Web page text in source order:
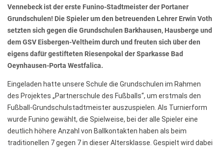
Lehrer*innen
Lehrkräfte
Sekretariat
Formulare
Unterrichtszeiten
Kooperationen
IT & Print
Musikschule
Vennebeck ist der erste Funino-Stadtmeister der Portaner
Grundschulen! Die Spieler um den betreuenden Lehrer Erwin Voth
setzten sich gegen die Grundschulen Barkhausen, Hausberge und
dem GSV Eisbergen-Veltheim durch und freuten sich über den
eigens dafür gestifteten Riesenpokal der Sparkasse Bad
Oeynhausen-Porta Westfalica.
Eingeladen hatte unsere Schule die Grundschulen im Rahmen
des Projektes „Partnerschule des Fußballs“, um erstmals den
Fußball-Grundschulstadtmeister auszuspielen. Als Turnierform
wurde Funino gewählt, die Spielweise, bei der alle Spieler eine
deutlich höhere Anzahl von Ballkontakten haben als beim
traditionellen 7 gegen 7 in dieser Altersklasse. Gespielt wird dabei